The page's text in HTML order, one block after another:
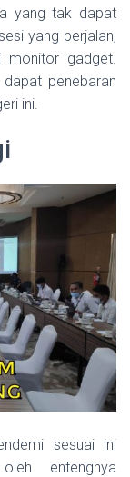
yang tak dapat
yang berjalan,
monitor gadget.
penebaran
ini.
sesuai ini
entengnya